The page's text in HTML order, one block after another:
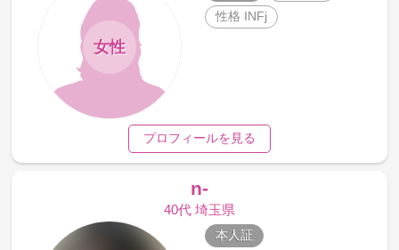
女性
性格 INFj
プロフィールを見る
n-
40代 埼玉県
本人証